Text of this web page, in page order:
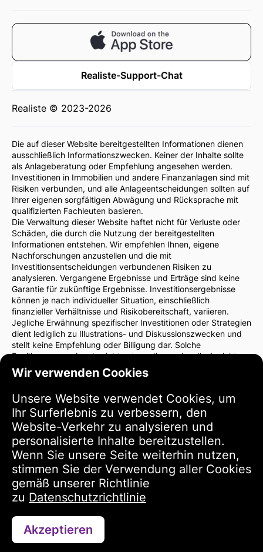
Wir verwenden Cookies
Unsere Website verwendet Cookies, um
Ihr Surferlebnis zu verbessern, den
Website-Verkehr zu analysieren und
personalisierte Inhalte bereitzustellen.
Wenn Sie unsere Seite weiterhin nutzen,
stimmen Sie der Verwendung aller Cookies
gemäß unserer Richtlinie
zu Datenschutzrichtlinie
Akzeptieren
Kontaktieren Sie uns über WhatsApp
Realiste-Support-Chat
Realiste © 2023-2026
Die auf dieser Website bereitgestellten Informationen dienen
ausschließlich Informationszwecken. Keiner der Inhalte sollte
als Anlageberatung oder Empfehlung angesehen werden.
Investitionen in Immobilien und andere Finanzanlagen sind mit
Risiken verbunden, und alle Anlageentscheidungen sollten auf
Ihrer eigenen sorgfältigen Abwägung und Rücksprache mit
qualifizierten Fachleuten basieren.
Die Verwaltung dieser Website haftet nicht für Verluste oder
Schäden, die durch die Nutzung der bereitgestellten
Informationen entstehen. Wir empfehlen Ihnen, eigene
Nachforschungen anzustellen und die mit
Investitionsentscheidungen verbundenen Risiken zu
analysieren. Vergangene Ergebnisse und Erträge sind keine
Garantie für zukünftige Ergebnisse. Investitionsergebnisse
können je nach individueller Situation, einschließlich
finanzieller Verhältnisse und Risikobereitschaft, variieren.
Jegliche Erwähnung spezifischer Investitionen oder Strategien
dient lediglich zu Illustrations- und Diskussionszwecken und
stellt keine Empfehlung oder Billigung dar. Solche
Erwähnungen spiegeln nicht notwendigerweise die Ansichten
der Website-Verwaltung wider.
Wir empfehlen dringend, vor Investitionsentscheidungen einen
allein verantwortlich für Ihre Investitionsentscheidungen und
die damit verbundenen Risiken.
Durch die Nutzung dieser Website stimmen Sie zu, dass die
Verwaltung der Website nicht für direkte oder indirekte
Verluste oder Schäden haftet, die sich aus der Nutzung der
bereitgestellten Informationen ergeben.
Bitte seien Sie vorsichtig und umsichtig bei
Investitionsentscheidungen.
Nutzungsbedingungen